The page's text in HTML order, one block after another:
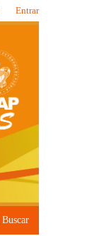
Buscar
Entrar